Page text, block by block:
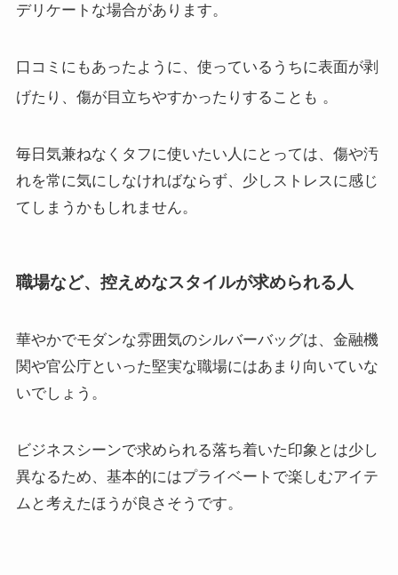
デリケートな場合があります。
口コミにもあったように、使っているうちに表面が剥
げたり、傷が目立ちやすかったりすることも 。
毎日気兼ねなくタフに使いたい人にとっては、傷や汚
れを常に気にしなければならず、少しストレスに感じ
てしまうかもしれません。
職場など、控えめなスタイルが求められる人
華やかでモダンな雰囲気のシルバーバッグは、金融機
関や官公庁といった堅実な職場にはあまり向いていな
いでしょう。
ビジネスシーンで求められる落ち着いた印象とは少し
異なるため、基本的にはプライベートで楽しむアイテ
ムと考えたほうが良さそうです。